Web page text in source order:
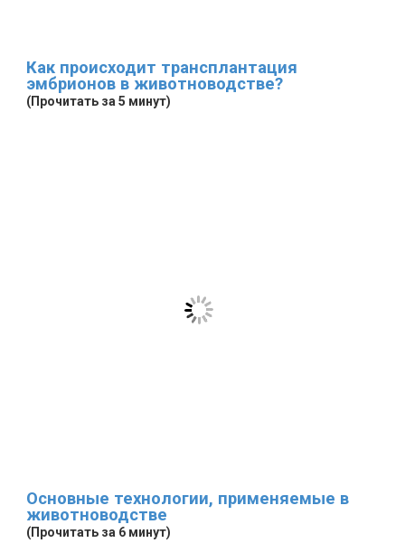
Как происходит трансплантация
эмбрионов в животноводстве?
(Прочитать за 5 минут)
Основные технологии, применяемые в
животноводстве
(Прочитать за 6 минут)